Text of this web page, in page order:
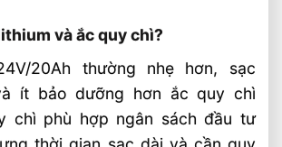
và ắc quy chì?
20Ah thường nhẹ hơn, sạc
ít bảo dưỡng hơn ắc quy chì
chì phù hợp ngân sách đầu tư